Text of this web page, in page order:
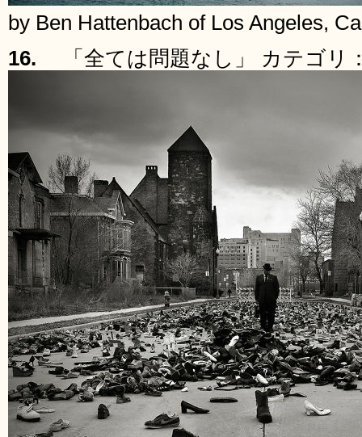
by Ben Hattenbach of Los Angeles,
16.
「全ては問題なし」 カテゴリ